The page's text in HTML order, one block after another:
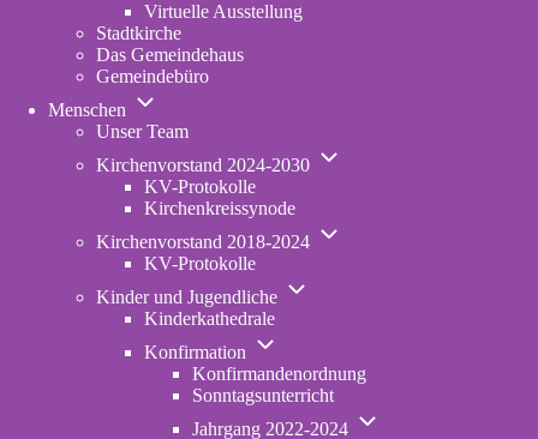
Virtuelle Ausstellung
Stadtkirche
Das Gemeindehaus
Gemeindebüro
Menschen
Unternavigation
Menschen
Unser Team
Kirchenvorstand 2024-2030
Unternavigation
2030
KV-Protokolle
Kirchenkreissynode
Kirchenvorstand 2018-2024
Unternavigation
KV-Protokolle
Kinder und Jugendliche
Unternavigation
Jugendliche
Kinderkathedrale
Konfirmation
Unternavigation
Konfirmation
Konfirmandenordnung
Sonntagsunterricht
Jahrgang 2022-2024
Unternavigation